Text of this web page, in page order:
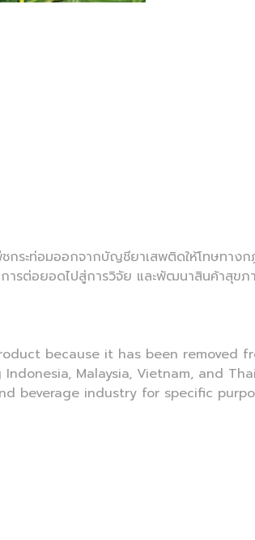
กระท่อมออกจากบัญชียาเสพติดให้โทษทาง
การต่อยอดไปสู่การวิจัย และพัฒนาสินค้าสุขภ
because it has been removed
Malaysia, Vietnam, and
beverage industry for specific